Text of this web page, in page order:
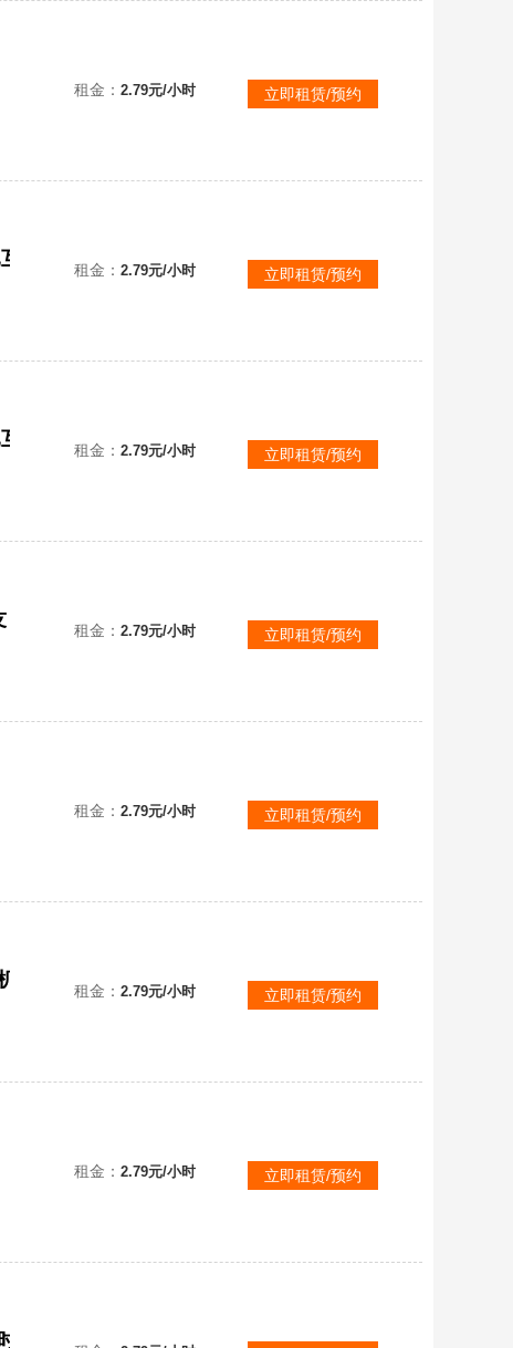
租金： 2.79元/小时 立即租赁/预约
生灵重塑豪华版✅《REANIMAL》多人合作恐怖新作✅认清标题看描述✅已互加好友✅可直接联机！
租金： 2.79元/小时 立即租赁/预约
生灵重塑豪华版✅《REANIMAL》多人合作恐怖新作✅认清标题看描述✅已互加好友✅可直接联机！
租金： 2.79元/小时 立即租赁/预约
包天《生灵重塑》预购终极版！全DLC！包含季票！本标题账号已互加好友！直接联机！小小梦魇团队全新创作
租金： 2.79元/小时 立即租赁/预约
租金： 2.79元/小时 立即租赁/预约
生灵重塑-REANIMAL⭐豪华版⭐全DLC⭐本标题账号已互加好友⭐可直接联机⭐小小梦魇团队全新创作
租金： 2.79元/小时 立即租赁/预约
租金： 2.79元/小时 立即租赁/预约
生灵重塑-REANIMAL⭐预购豪华版⭐全DLC⭐含预购奖励狐狸头和羊头⭐有时，面具才是唯一的庇护⭐